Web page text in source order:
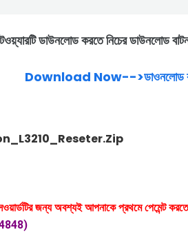
ডাউনলোড করতে নিচের ডাউনলোড
Download Now-->ডাওনলোড
জন্য অবশ্যই আপনাকে প্রথমে পেমেন্ট